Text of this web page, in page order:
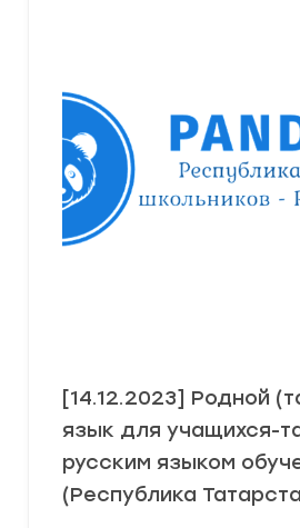
[14.12.2023] Родной
язык для учащихся-
русским языком
(Республика